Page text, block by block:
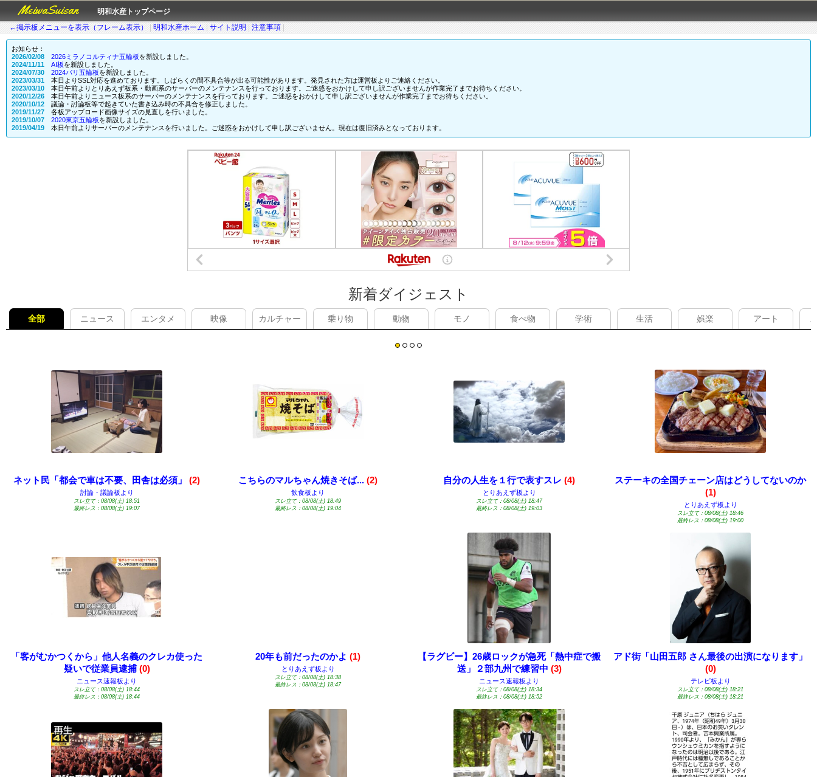
MeiwaSuisan
明和水産トップページ
←掲示板メニューを表示（フレーム表示）
明和水産ホーム サイト説明 注意事項
お知らせ：
2026/02/08
2026ミラノコルティナ五輪板を新設しました。
2024/11/11
AI板を新設しました。
2024/07/30
2024パリ五輪板を新設しました。
2023/03/31 本日よりSSL対応を進めております。しばらくの間不具合等が出る可能性があります。発見された方は運営板よりご連絡ください。
2023/03/10 本日午前よりとりあえず板系・動画系のサーバーのメンテナンスを行っております。ご迷惑をおかけして申し訳ございませんが作業完了までお待ちください。
2020/12/26 本日午前よりニュース板系のサーバーのメンテナンスを行っております。ご迷惑をおかけして申し訳ございませんが作業完了までお待ちください。
2020/10/12 議論・討論板等で起きていた書き込み時の不具合を修正しました。
2019/11/27 各板アップロード画像サイズの見直しを行いました。
2019/10/07
2020東京五輪板を新設しました。
2019/04/19 本日午前よりサーバーのメンテナンスを行いました。ご迷惑をおかけして申し訳ございません。現在は復旧済みとなっております。
新着ダイジェスト
全部 ニュース エンタメ 映像 カルチャー 乗り物 動物 モノ 食べ物 学術 生活 娯楽 アート
ネット民「都会で車は不要、田舎は必須」 (2)
討論・議論板より
スレ立て：08/08(土) 18:51
最終レス：08/08(土) 19:07
こちらのマルちゃん焼きそば... (2)
飲食板より
スレ立て：08/08(土) 18:49
最終レス：08/08(土) 19:04
自分の人生を１行で表すスレ (4)
とりあえず板より
スレ立て：08/08(土) 18:47
最終レス：08/08(土) 19:03
ステーキの全国チェーン店はどうしてないのか
(1)
とりあえず板より
スレ立て：08/08(土) 18:46
最終レス：08/08(土) 19:00
「客がむかつくから」他人名義のクレカ使った
疑いで従業員逮捕(0)
ニュース速報板より
スレ立て：08/08(土) 18:44
最終レス：08/08(土) 18:44
20年も前だったのかよ (1)
とりあえず板より
スレ立て：08/08(土) 18:38
最終レス：08/08(土) 18:47
【ラグビー】26歳ロックが急死「熱中症で搬
送」２部九州で練習中 (3)
ニュース速報板より
スレ立て：08/08(土) 18:34
最終レス：08/08(土) 18:52
アド街「山田五郎 さん最後の出演になります」
(0)
テレビ板より
スレ立て：08/08(土) 18:21
最終レス：08/08(土) 18:21